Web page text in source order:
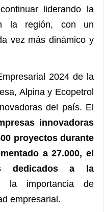
liderando la
la región, con un
vez más dinámico y
2024 de la
Alpina y Ecopetrol
del país. El
innovadoras
proyectos durante
a 27.000, el
dedicados a la
la importancia de
empresarial.